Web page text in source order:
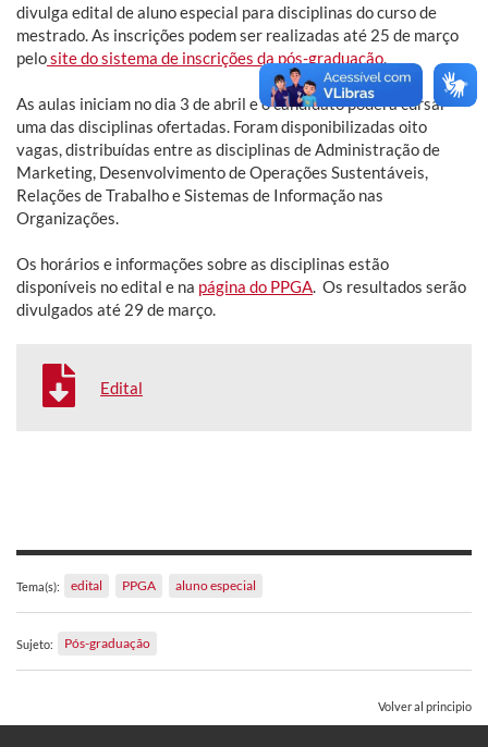
divulga edital de aluno especial para disciplinas do curso de
mestrado. As inscrições podem ser realizadas até 25 de março
pelosite do sistema de inscrições da pós-graduação
As aulas iniciam no dia 3 de abril e o candidato poderá cursar
uma das disciplinas ofertadas. Foram disponibilizadas oito
vagas, distribuídas entre as disciplinas de Administração de
Marketing, Desenvolvimento de Operações Sustentáveis,
Relações de Trabalho e Sistemas de Informação nas
Organizações.
Os horários e informações sobre as disciplinas estão
disponíveis no edital e na página do PPGA . Os resultados serão
divulgados até 29 de março.
Edital
Tema(s): edital PPGA aluno especial
Sujeto: Pós-graduação
Volver al principio